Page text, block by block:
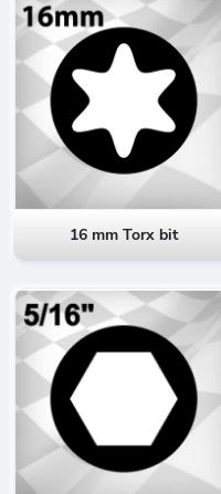
16 mm Torx bit